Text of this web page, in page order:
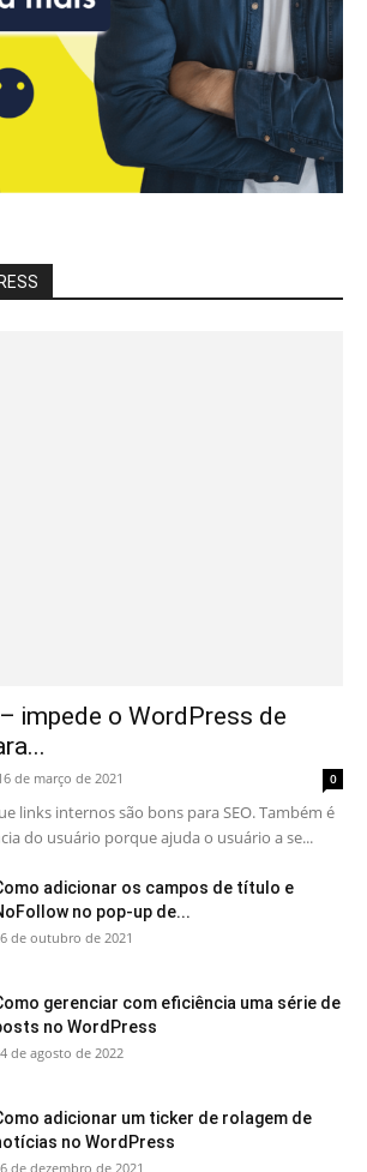
impede o WordPress de
de março de 2021 0
links internos são bons para SEO. Também é
do usuário porque ajuda o usuário a se...
adicionar os campos de título e
no pop-up de...
de outubro de 2021
gerenciar com eficiência uma série de
no WordPress
de agosto de 2022
adicionar um ticker de rolagem de
no WordPress
de dezembro de 2021